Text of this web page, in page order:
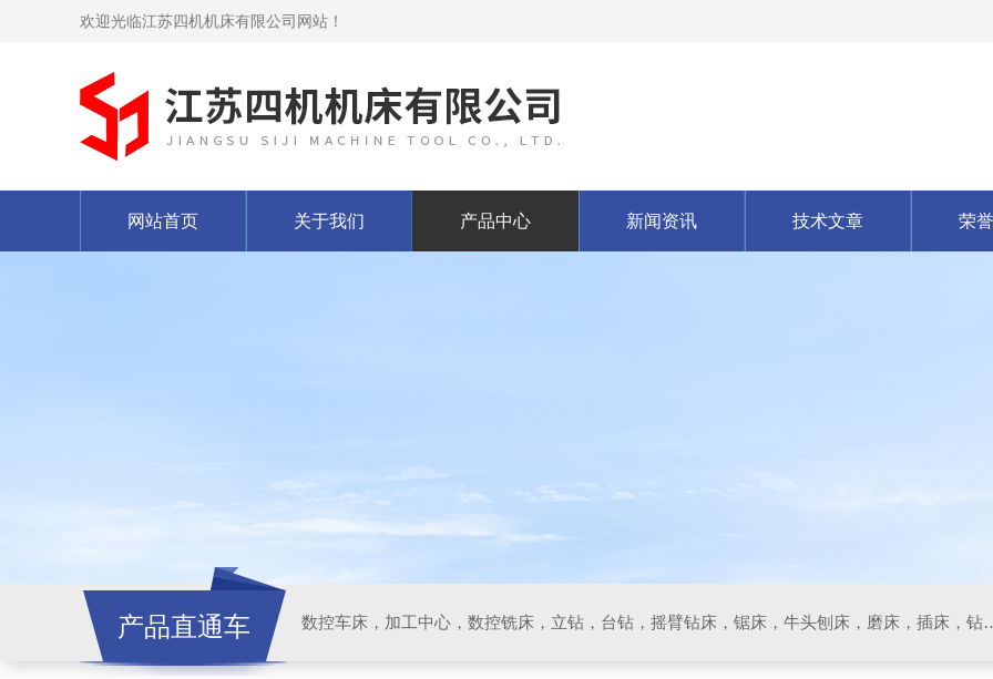
欢迎光临江苏四机机床有限公司网站！
网站首页 关于我们 产品中心 新闻资讯 技术文章 荣
产品直通车 数控车床，加工中心，数控铣床，立